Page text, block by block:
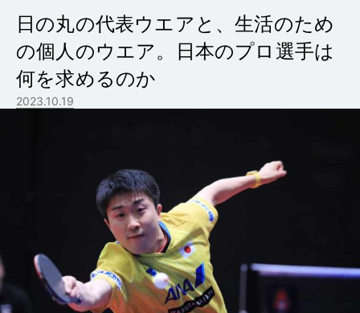
日の丸の代表ウエアと、生活のため
の個人のウエア。日本のプロ選手は
何を求めるのか
2023.10.19